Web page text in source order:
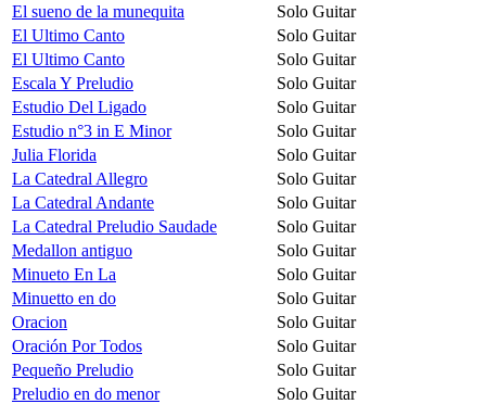
El sueno de la munequita
Solo Guitar
El Ultimo Canto
Solo Guitar
El Ultimo Canto
Solo Guitar
Escala Y Preludio
Solo Guitar
Estudio Del Ligado
Solo Guitar
Estudio n°3 in E Minor
Solo Guitar
Julia Florida
Solo Guitar
La Catedral Allegro
Solo Guitar
La Catedral Andante
Solo Guitar
La Catedral Preludio Saudade
Solo Guitar
Medallon antiguo
Solo Guitar
Minueto En La
Solo Guitar
Minuetto en do
Solo Guitar
Oracion
Solo Guitar
Oración Por Todos
Solo Guitar
Pequeño Preludio
Solo Guitar
Preludio en do menor
Solo Guitar